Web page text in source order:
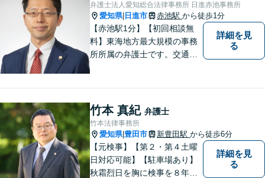
弁護士法人愛知総合法律事務所 日進赤池事務所
愛知県| 日進市 赤池駅 から徒歩1分
【赤池駅1分】【初回相談無
料】東海地方最大規模の事務
所所属の弁護士です。交通事
談対応も行っております。ま
ずは、お気軽にお電話くださ
い。
詳細を見
る
竹本 真紀 弁護士
竹本法律事務所
愛知県| 豊田市 新豊田駅 から徒歩6分
【元検事】【第２・第４土曜
日対応可能】【駐車場あり】
秋霜烈日を胸に検事を８年，
詳細を見
る